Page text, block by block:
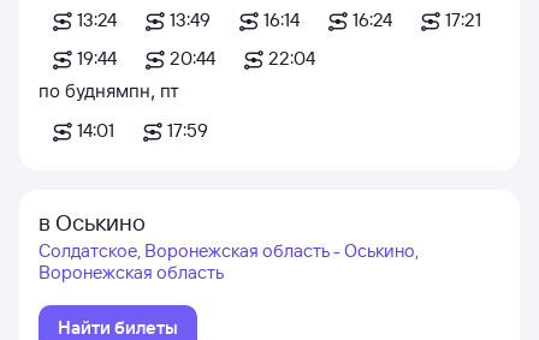
13:24
13:49 16:14 16:24
17:21
19:44
20:44
22:04
по будням
14:01
пн, пт
17:59
в Оськино
Солдатское, Воронежская область - Оськино,
Воронежская область
Найти билеты